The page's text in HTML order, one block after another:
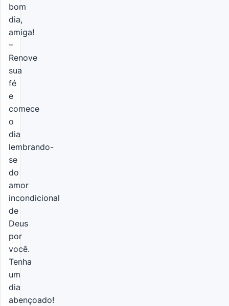
bom
dia,
amiga!
–
Renove
sua
fé
e
comece
o
dia
lembrando-
se
do
amor
incondicional
de
Deus
por
você.
Tenha
um
dia
abençoado!